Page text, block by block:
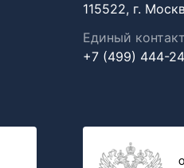
115522, г.
Единый
+7 (499) 444-